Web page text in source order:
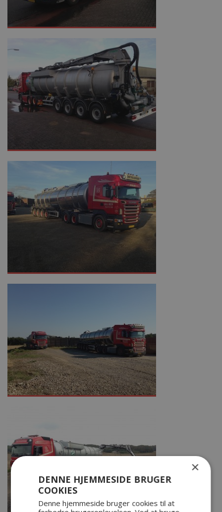
×
DENNE HJEMMESIDE BRUGER
COOKIES
Denne hjemmeside bruger cookies til at